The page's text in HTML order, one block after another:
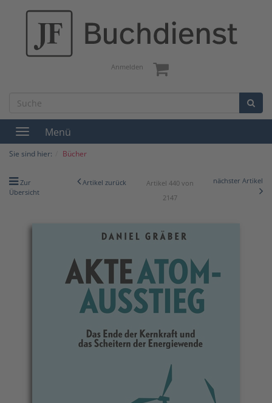
Anmelden
Toggle
navigation
Menü
Sie sind hier: Bücher
Zur
Übersicht
Artikel zurück
Artikel 440 von
2147
nächster Artikel